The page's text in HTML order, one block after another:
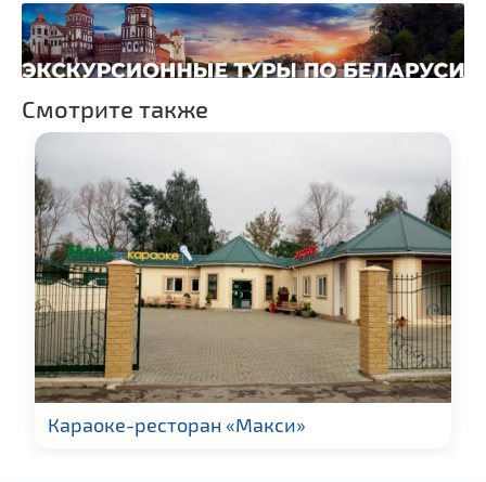
Прокат авто
Fast-food
Гражданская
Замки и дворцы
Музеи
Галереи
Производства
Квесты
Новости
Ратуши
Памятники известным
людям
Смотрите также
Караоке-ресторан «Макси»